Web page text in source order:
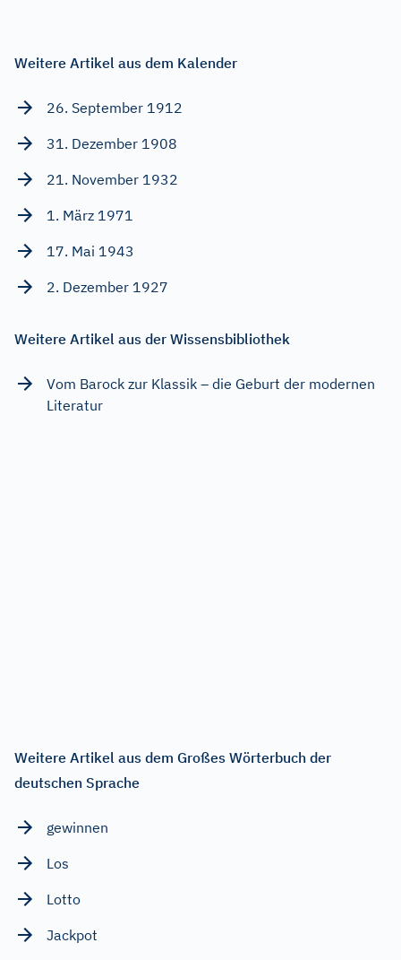
Weitere Artikel aus dem Kalender
26. September 1912
31. Dezember 1908
21. November 1932
1. März 1971
17. Mai 1943
2. Dezember 1927
Weitere Artikel aus der Wissensbibliothek
Vom Barock zur Klassik – die Geburt der modernen
Literatur
Weitere Artikel aus dem Großes Wörterbuch der
deutschen Sprache
gewinnen
Los
Lotto
Jackpot